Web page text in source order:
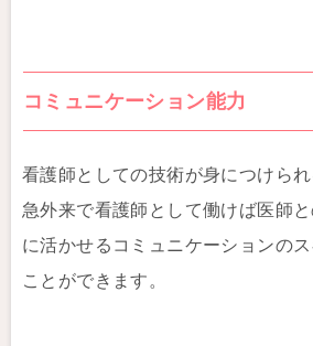
コミュニケーション能力
看護師としての技術が身につけら
急外来で看護師として働けば医師
に活かせるコミュニケーションの
ことができます。